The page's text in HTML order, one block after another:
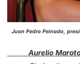
Juan Pedro
Aurelio